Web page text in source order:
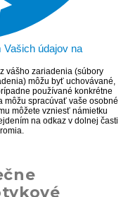
údajov na
vášho zariadenia (súbory
môžu byť uchovávané,
používané konkrétne
môžu spracúvať vaše osobné
môžete vzniesť námietku
na odkaz v dolnej časti